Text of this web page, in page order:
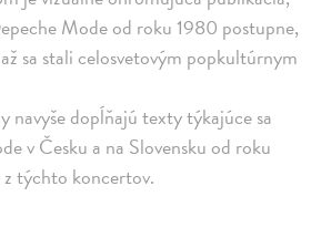
Mode od roku 1980 postupne,
sa stali celosvetovým popkultúrnym
navyše dopĺňajú texty týkajúce sa
v Česku a na Slovensku od roku
týchto koncertov.